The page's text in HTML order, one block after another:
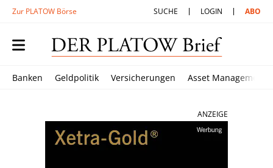
Zur PLATOW Börse SUCHE LOGIN ABO
Banken Geldpolitik Versicherungen Asset Management
ANZEIGE